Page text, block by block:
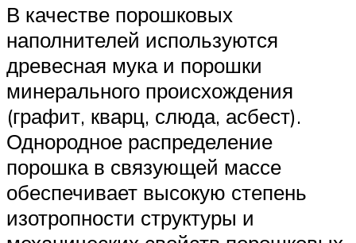
В качестве порошковых
наполнителей используются
древесная мука и порошки
минерального происхождения
(графит, кварц, слюда, асбест).
Однородное распределение
порошка в связующей массе
обеспечивает высокую степень
изотропности структуры и